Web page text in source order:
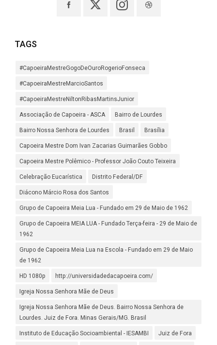
TAGS
#CapoeiraMestreGogoDeOuroRogerioFonseca
#CapoeiraMestreMarcioSantos
#CapoeiraMestreNiltonRibasMartinsJunior
Associação de Capoeira - ASCA Bairro de Lourdes
Bairro Nossa Senhora de Lourdes Brasil Brasília
Capoeira Mestre Dom Ivan Zacarias Guimarães Gobbo
Capoeira Mestre Polêmico - Professor João Couto Teixeira
Celebração Eucarística Distrito Federal/DF
Diácono Márcio Rosa dos Santos
Grupo de Capoeira Meia Lua - Fundado em 29 de Maio de 1962
Grupo de Capoeira MEIA LUA - Fundado Terça-feira - 29 de Maio de
1962
Grupo de Capoeira Meia Lua na Escola - Fundado em 29 de Maio
de 1962
HD 1080p http://universidadedacapoeira.com/
Igreja Nossa Senhora Mãe de Deus
Igreja Nossa Senhora Mãe de Deus. Bairro Nossa Senhora de
Lourdes. Juiz de Fora. Minas Gerais/MG. Brasil
Instituto de Educação Socioambiental - IESAMBI Juiz de Fora